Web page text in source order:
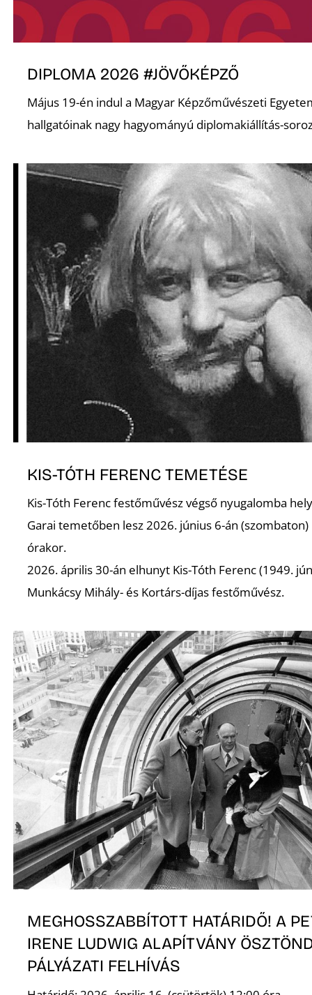
DIPLOMA 2026 #JÖVŐKÉPZŐ
Május 19-én indul a Magyar Képzőművészeti
hallgatóinak nagy hagyományú diplomakiállítás-
KIS-TÓTH FERENC TEMETÉSE
Kis-Tóth Ferenc festőművész végső nyugalomba
Garai temetőben lesz 2026. június 6-án (szombaton)
órakor.
2026. április 30-án elhunyt Kis-Tóth Ferenc (1949.
Munkácsy Mihály- és Kortárs-díjas festőművész.
MEGHOSSZABBÍTOTT HATÁRIDŐ! A
IRENE LUDWIG ALAPÍTVÁNY
PÁLYÁZATI FELHÍVÁS